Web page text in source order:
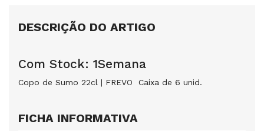
DESCRIÇÃO DO ARTIGO
Com Stock: 1Semana
Copo de Sumo 22cl | FREVO Caixa de 6 unid.
FICHA INFORMATIVA